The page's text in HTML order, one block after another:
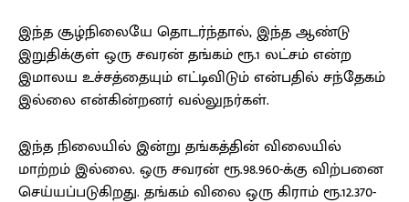
இந்த சூழ்நிலையே தொடர்ந்தால், இந்த ஆண்டு
இறுதிக்குள் ஒரு சவரன் தங்கம் ரூ.1 லட்சம் என்ற
இமாலய உச்சத்தையும் எட்டிவிடும் என்பதில் சந்தேகம்
இல்லை என்கின்றனர் வல்லுநர்கள்.
இந்த நிலையில் இன்று தங்கத்தின் விலையில்
மாற்றம் இல்லை. ஒரு சவரன் ரூ.98.960-க்கு விற்பனை
செய்யப்படுகிறது. தங்கம் விலை ஒரு கிராம் ரூ.12.370-